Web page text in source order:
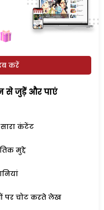
करें
से जुड़ेें और पाएं
कंटेंट
मुद्दे
पर चोट करते लेख